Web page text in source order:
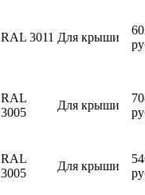
RAL 3011 Для крыши
RAL
3005
Для крыши
RAL
3005
Для крыши